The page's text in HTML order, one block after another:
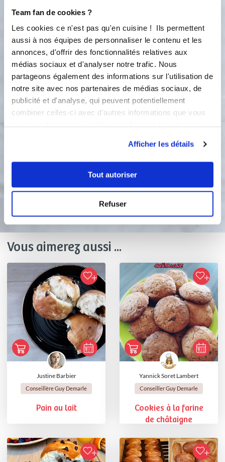
Team fan de cookies ?
Les cookies ce n'est pas qu'en cuisine ! Ils permettent
aussi à nos équipes de personnaliser le contenu et les
annonces, d'offrir des fonctionnalités relatives aux
médias sociaux et d'analyser notre trafic. Nous
partageons également des informations sur l'utilisation de
notre site avec nos partenaires de médias sociaux, de
publicité et d'analyse, qui peuvent potentiellement
combiner celles-ci avec d'autres informations que vous
Afficher les détails
Tout autoriser
Refuser
morceaux de barre chocolatée sur la
pointe pour le museau.
5
Façonnez les boules en forme de
poire et taillez le haut au ciseau pour
épouser la forme du moule. Un pâton
couvre 2 triangles. Posez-les dans le
moule et laissez pousser 1 heure.
180°C (th. 6). Recommencez avec le
Bon appétit !
Vous aimerez aussi ...
Justine Barbier
Conseillère Guy Demarle
Pain au lait
Yannick Soret Lambert
Conseiller Guy Demarle
Cookies à la farine
de châtaigne